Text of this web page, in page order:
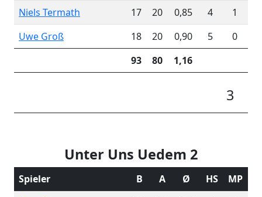
Niels Termath
17 20 0,85 4
1
Uwe Groß
18 20 0,90 5
0
93
80 1,16
3
Unter Uns Uedem 2
Spieler B A Ø HS
MP